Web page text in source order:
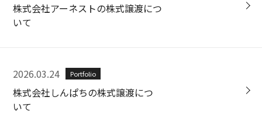
株式会社アーネストの株式譲渡につ
いて
2026.03.24 Portfolio
株式会社しんぱちの株式譲渡につ
いて